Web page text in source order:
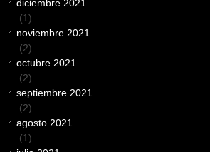
diciembre 2021
(1)
noviembre 2021
(2)
octubre 2021
(2)
septiembre 2021
(2)
agosto 2021
(1)